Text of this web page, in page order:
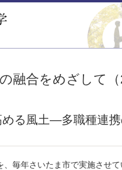
融合をめざして（
める風土―多職種連
、毎年さいたま市で実施させ